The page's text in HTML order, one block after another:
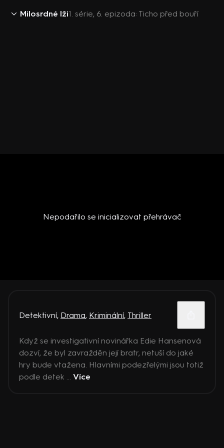
Milosrdné lži1. série, 6. epizoda: Ticho před bouří
Nepodařilo se inicializovat přehrávač
Detektivní, Drama, Kriminální, Thriller
Když se investigativní novinářka Edie Hansenová
dozví, že byl zavražděn její bratr, netuší do jaké
hry bude vtažena. Hlavními podezřelými jsou totiž
podle detek ... Více